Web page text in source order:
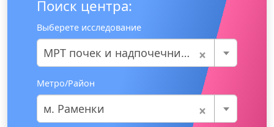
Поиск центра:
Выберете исследование
×
МРТ почек и надпочечников
Метро/Район
×
м. Раменки